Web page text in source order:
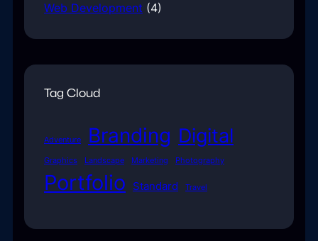
Web Development (4)
Tag Cloud
Adventure Branding Digital
Graphics Landscape Marketing Photography
Portfolio Standard Travel